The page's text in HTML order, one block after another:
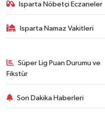
Isparta Nöbetçi Eczaneler
Isparta Namaz Vakitleri
Süper Lig Puan Durumu ve
Fikstür
Son Dakika Haberleri